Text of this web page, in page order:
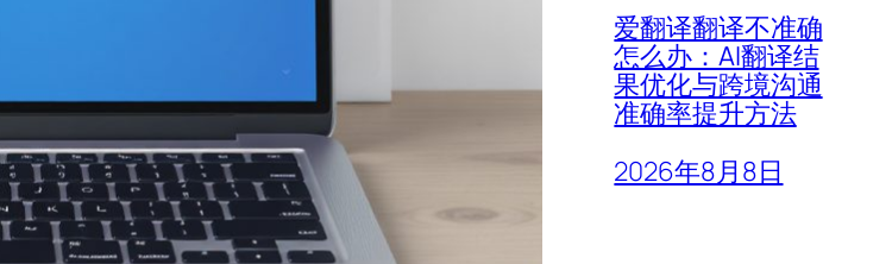
爱翻译翻译不准确
怎么办：AI翻译结
果优化与跨境沟通
准确率提升方法
2026年8月8日